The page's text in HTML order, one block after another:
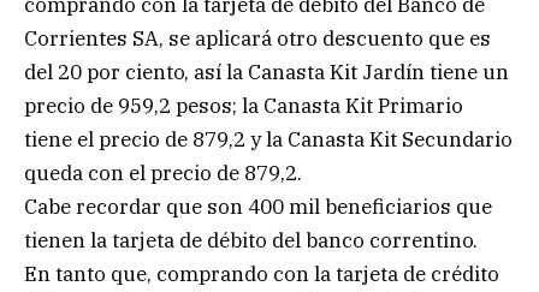
Corrientes SA, se aplicará otro descuento que es
del 20 por ciento, así la Canasta Kit Jardín tiene un
precio de 959,2 pesos; la Canasta Kit Primario
tiene el precio de 879,2 y la Canasta Kit Secundario
queda con el precio de 879,2.
Cabe recordar que son 400 mil beneficiarios que
tienen la tarjeta de débito del banco correntino.
En tanto que, comprando con la tarjeta de crédito